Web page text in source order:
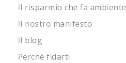
Il risparmio che fa ambiente
Il nostro manifesto
Il blog
Perché fidarti